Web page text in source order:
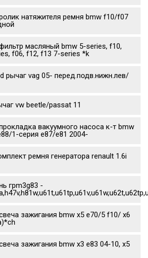
натяжителя ремня bmw f10/f07
масляный bmw 5-series, f10,
f06, f12, f13 7-series *k
рычаг vag 05- перед.подв.нижн.лев/
vw beetle/passat 11
вакуумного насоса к-т bmw
1-серия e87/e81 2004-
ремня генератора renault 1.6i
грm3g83 -
зажигания bmw x5 e70/5 f10/ x6
зажигания bmw x3 e83 04-10, x5